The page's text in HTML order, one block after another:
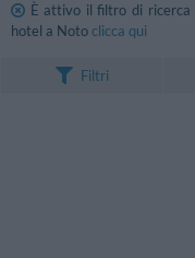
È attivo il filtro di ricerca
hotel a Notoclicca qui
Filtri